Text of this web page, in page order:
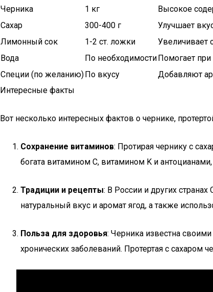
Черника
1 кг
Высокое
Сахар
300-400 г
Улучшает
Лимонный сок
1-2 ст. ложки
Увеличивает
Вода
По необходимостиПомогает
Специи (по желанию)По вкусу
Добавляют
Интересные факты
Вот несколько интересных фактов о чернике,
Сохранение витаминов: Протирая чернику с
богата витамином C, витамином K и
Традиции и рецепты: В России и других
натуральный вкус и аромат ягод, а также
Польза для здоровья: Черника известна
хронических заболеваний. Протертая с